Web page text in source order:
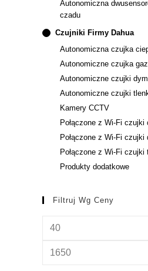
Autonomiczna
czadu
Czujniki Firmy Dahua
Autonomiczna czujka
Autonomiczne czujka
Autonomiczne czujki
Autonomiczne czujki
Kamery CCTV
Połączone z Wi-Fi czujki
Połączone z Wi-Fi czujki
Połączone z Wi-Fi czujki
Produkty dodatkowe
Filtruj Wg Ceny